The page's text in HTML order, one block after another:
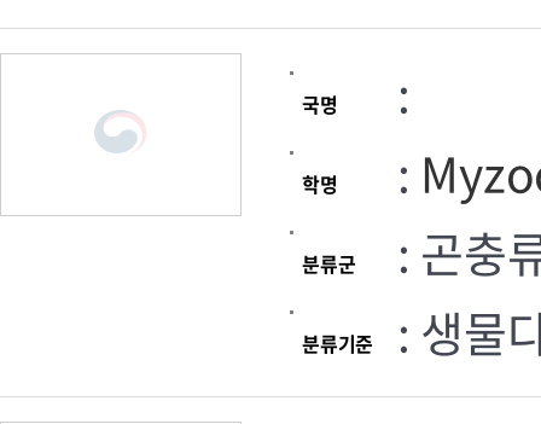
국명 :
학명 :
분류군 : 곤충
분류기준 : 생물